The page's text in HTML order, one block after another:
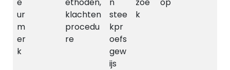
ur
m
er
k
klachten
procedu
re
stee
kpr
oefs
gew
ijs
k